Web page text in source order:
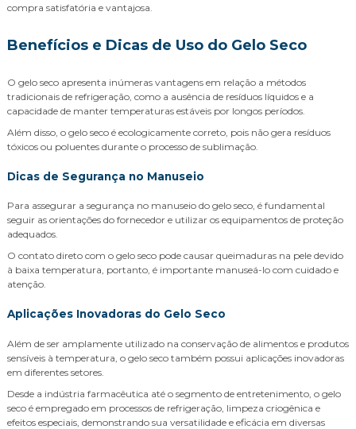
compra satisfatória e vantajosa.
Benefícios e Dicas de Uso do Gelo Seco
O gelo seco apresenta inúmeras vantagens em relação a métodos
tradicionais de refrigeração, como a ausência de resíduos líquidos e a
capacidade de manter temperaturas estáveis por longos períodos.
Além disso, o gelo seco é ecologicamente correto, pois não gera resíduos
tóxicos ou poluentes durante o processo de sublimação.
Dicas de Segurança no Manuseio
Para assegurar a segurança no manuseio do gelo seco, é fundamental
seguir as orientações do fornecedor e utilizar os equipamentos de proteção
adequados.
O contato direto com o gelo seco pode causar queimaduras na pele devido
à baixa temperatura, portanto, é importante manuseá-lo com cuidado e
atenção.
Aplicações Inovadoras do Gelo Seco
Além de ser amplamente utilizado na conservação de alimentos e produtos
sensíveis à temperatura, o gelo seco também possui aplicações inovadoras
em diferentes setores.
Desde a indústria farmacêutica até o segmento de entretenimento, o gelo
seco é empregado em processos de refrigeração, limpeza criogênica e
efeitos especiais, demonstrando sua versatilidade e eficácia em diversas